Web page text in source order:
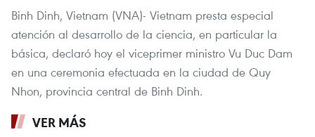
Binh Dinh, Vietnam​ (VNA)- Vietnam presta especial
atención al desarrollo de la ciencia, en particular la
básica, declaró hoy el viceprimer ministro Vu Duc Dam
en una ceremonia efectuada en la ciudad de Quy
Nhon, provincia central de Binh Dinh.
VER MÁS